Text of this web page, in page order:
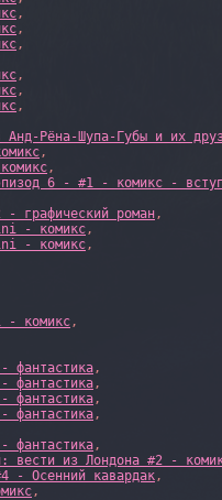
,
,
,
,
,
,
Анд-Рёна-Шупа-Губы и их
,
,
6 - #1 - комикс -
- графический роман,
- комикс,
- комикс,
- комикс,
фантастика,
фантастика,
фантастика,
фантастика,
фантастика,
вести из Лондона #2 -
- Осенний кавардак,
,